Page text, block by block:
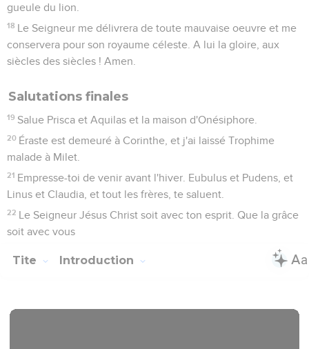
gueule du lion.
18 Le Seigneur me délivrera de toute mauvaise oeuvre et me
conservera pour son royaume céleste. A lui la gloire, aux
siècles des siècles ! Amen.
Salutations finales
19 Salue Prisca et Aquilas et la maison d'Onésiphore.
20 Éraste est demeuré à Corinthe, et j'ai laissé Trophime
malade à Milet.
21 Empresse-toi de venir avant l'hiver. Eubulus et Pudens, et
Linus et Claudia, et tout les frères, te saluent.
22 Le Seigneur Jésus Christ soit avec ton esprit. Que la grâce
soit avec vous
Tite Introduction